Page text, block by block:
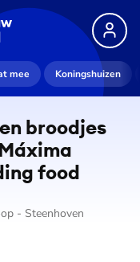
mee Koningshuizen
broodjes
food
- Steenhoven